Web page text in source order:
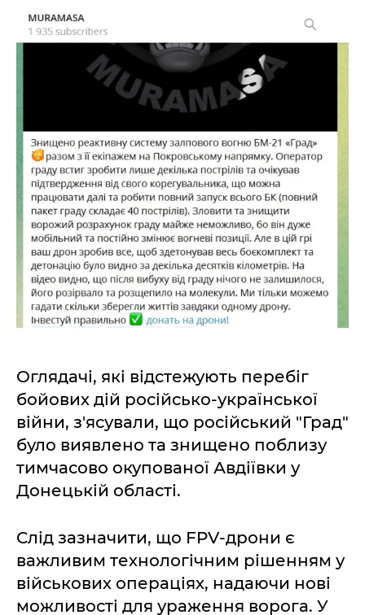
Оглядачі, які відстежують перебіг
бойових дій російсько-української
війни, з'ясували, що російський "Град"
було виявлено та знищено поблизу
тимчасово окупованої Авдіївки у
Донецькій області.
Слід зазначити, що FPV-дрони є
важливим технологічним рішенням у
військових операціях, надаючи нові
можливості для ураження ворога. У